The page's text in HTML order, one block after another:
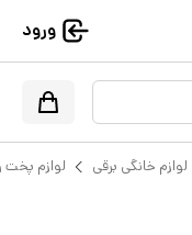
ورود
لوازم خانگی برقی لوازم پخت